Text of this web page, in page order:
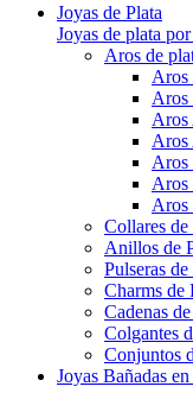
Joyas de Plata
Joyas de plata
Aros de
Aros
Aros
Aros
Aros
Aros
Aros
Aros
Collares de
Anillos de
Pulseras de
Charms de
Cadenas
Colgantes
Conjuntos
Joyas Bañadas